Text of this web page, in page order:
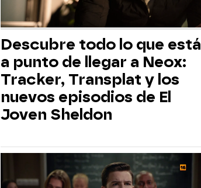
Descubre todo lo que está
a punto de llegar a Neox:
Tracker, Transplat y los
nuevos episodios de El
Joven Sheldon